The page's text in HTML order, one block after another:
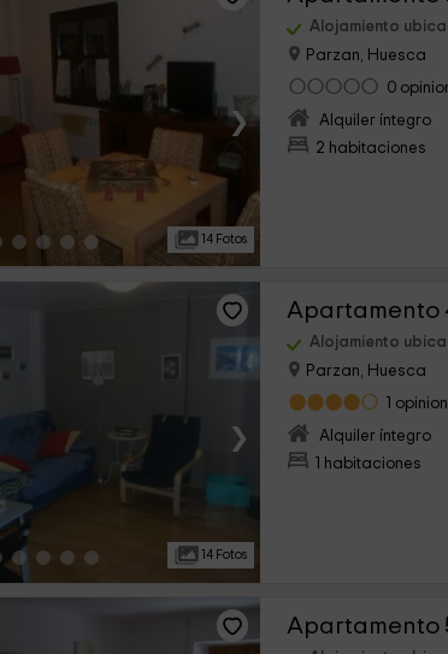
›
14 Fotos
Alojamiento
Parzan, Huesca
0
Alquiler íntegro
2 habitaciones
›
14 Fotos
Apartamento
Alojamiento
Parzan, Huesca
1
Alquiler íntegro
1 habitaciones
Apartamento